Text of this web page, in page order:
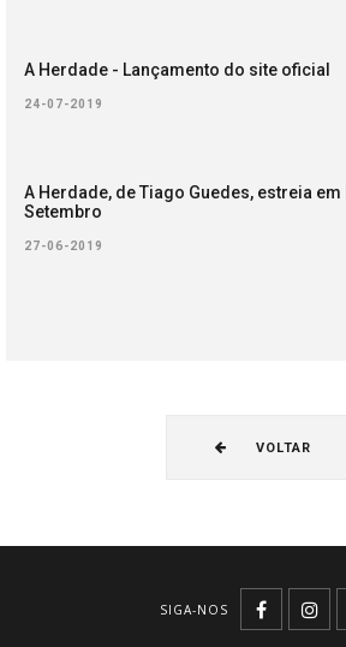
A Herdade - Lançamento do site oficial
24-07-2019
A Herdade, de Tiago Guedes, estreia
Setembro
27-06-2019
VOLTAR
SIGA-NOS